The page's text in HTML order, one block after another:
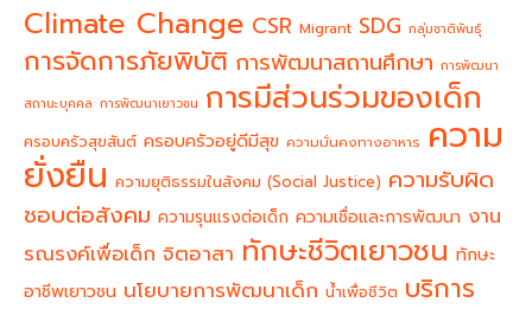
Climate Change CSR Migrant SDG กลุ่มชาติพันธุ์
การจัดการภัยพิบัติ การพัฒนาสถานศึกษา การพัฒนา
สถานะบุคคล การพัฒนาเยาวชน การมีส่วนร่วมของเด็ก
ครอบครัวสุขสันต์ ครอบครัวอยู่ดีมีสุข ความมั่นคงทางอาหาร ความ
ยั่งยืน ความยุติธรรมในสังคม (Social Justice) ความรับผิด
ชอบต่อสังคม ความรุนแรงต่อเด็ก ความเชื่อและการพัฒนา งาน
รณรงค์เพื่อเด็ก จิตอาสา ทักษะชีวิตเยาวชน ทักษะ
อาชีพเยาวชน นโยบายการพัฒนาเด็ก น้ำเพื่อชีวิต บริการ